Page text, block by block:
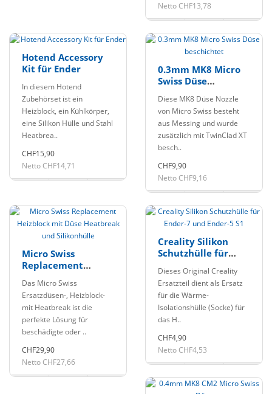
Netto CHF13,78
Hotend Accessory
Kit für Ender
In diesem Hotend
Zubehörset ist ein
Heizblock, ein Kühlkörper,
eine Silikon Hülle und Stahl
Heatbrea..
CHF15,90
Netto CHF14,71
0.3mm MK8 Micro
Swiss Düse
Diese MK8 Düse Nozzle
von Micro Swiss besteht
aus Messing und wurde
zusätzlich mit TwinClad XT
besch..
CHF9,90
Netto CHF9,16
Micro Swiss
Replacement
Heatbreak und
Silikonhülle
Das Micro Swiss
Ersatzdüsen-, Heizblock-
mit Heatbreak ist die
perfekte Lösung für
beschädigte oder ..
CHF29,90
Netto CHF27,66
Creality Silikon
Schutzhülle für
5 S1
Dieses Original Creality
Ersatzteil dient als Ersatz
für die Wärme-
Isolationshülle (Socke) für
das H..
CHF4,90
Netto CHF4,53